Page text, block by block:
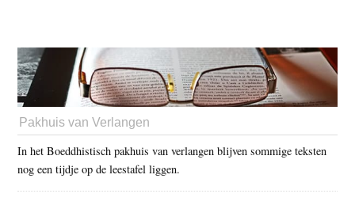
Pakhuis van Verlangen
In het Boeddhistisch pakhuis van verlangen blijven sommige teksten
nog een tijdje op de leestafel liggen.